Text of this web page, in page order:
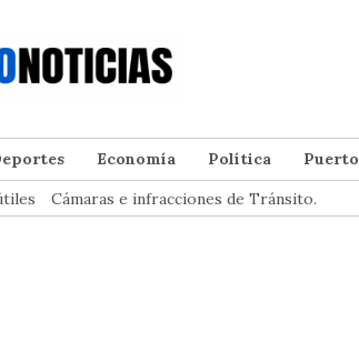
Economía Política Puerto
Cámaras e infracciones de Tránsito.